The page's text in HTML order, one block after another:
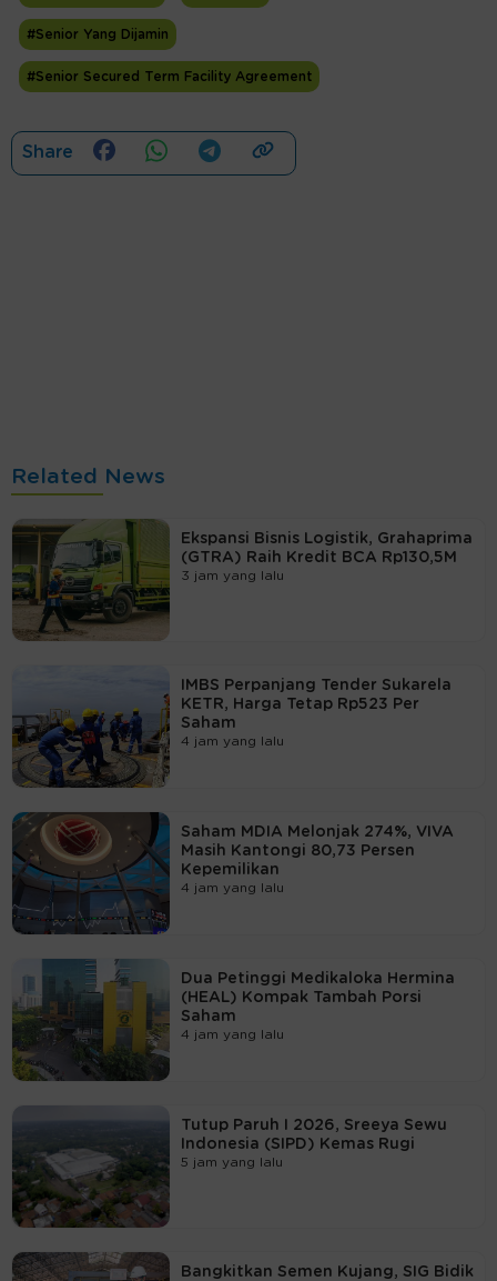
#Senior Yang Dijamin
#Senior Secured Term Facility Agreement
Share
Related News
Ekspansi Bisnis Logistik, Grahaprima
(GTRA) Raih Kredit BCA Rp130,5M
3 jam yang lalu
IMBS Perpanjang Tender Sukarela
KETR, Harga Tetap Rp523 Per
Saham
4 jam yang lalu
Saham MDIA Melonjak 274%, VIVA
Masih Kantongi 80,73 Persen
Kepemilikan
4 jam yang lalu
Dua Petinggi Medikaloka Hermina
(HEAL) Kompak Tambah Porsi
Saham
4 jam yang lalu
Tutup Paruh I 2026, Sreeya Sewu
Indonesia (SIPD) Kemas Rugi
5 jam yang lalu
Bangkitkan Semen Kujang, SIG Bidik